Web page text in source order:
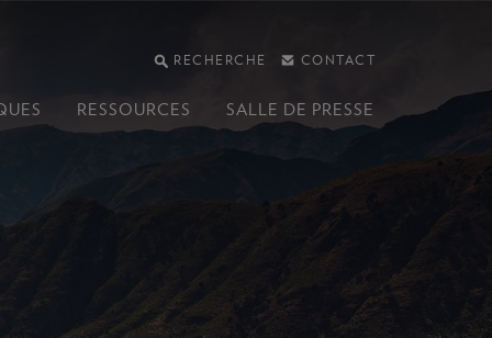
RECHERCHE CONTACT
RESSOURCES SALLE DE PRESSE